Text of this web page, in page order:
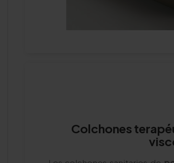
Colchones